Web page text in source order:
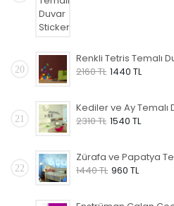
20
2160 TL 1440 TL
21
2310 TL 1540 TL
22
1440 TL 960 TL